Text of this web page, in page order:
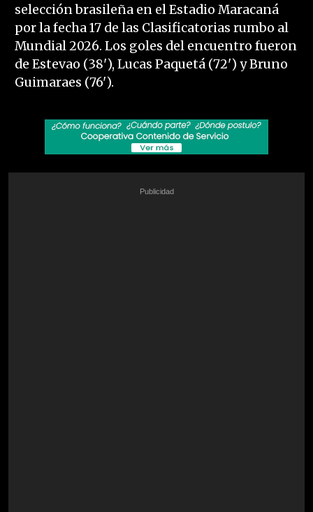
selección brasileña en el Estadio Maracaná
por la fecha 17 de las Clasificatorias rumbo al
Mundial 2026. Los goles del encuentro fueron
de Estevao (38'), Lucas Paquetá (72') y Bruno
Guimaraes (76').